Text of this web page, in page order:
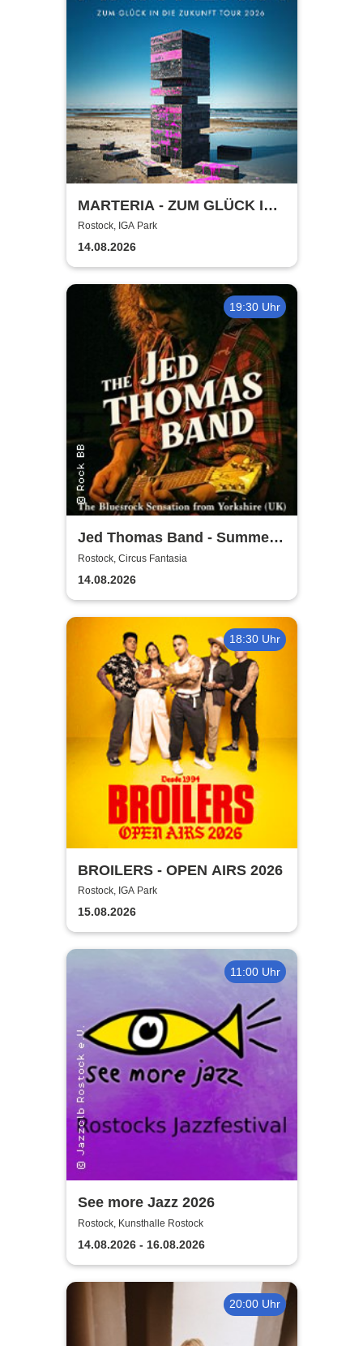
MARTERIA - ZUM GLÜCK IN
DIE ZUKUNFT TOUR 2026
Rostock, IGA Park
14.08.2026
19:30 Uhr
Jed Thomas Band - Summer
Tour 2026
Rostock, Circus Fantasia
14.08.2026
18:30 Uhr
BROILERS - OPEN AIRS 2026
Rostock, IGA Park
15.08.2026
11:00 Uhr
See more Jazz 2026
Rostock, Kunsthalle Rostock
14.08.2026 - 16.08.2026
20:00 Uhr